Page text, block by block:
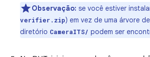
Observação: se você estiver
verifier.zip) em vez de uma árvore
diretório CameraITS/ podem ser